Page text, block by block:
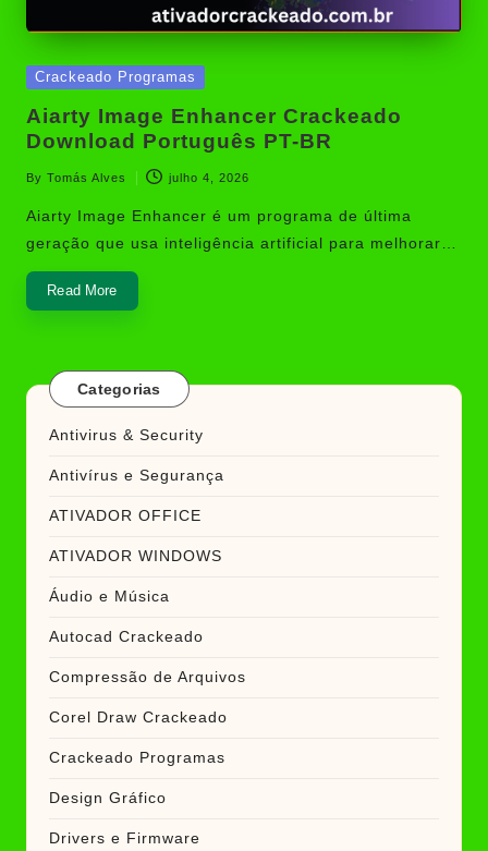
Posted
Crackeado Programas
Aiarty Image Enhancer Crackeado
Download Português PT-BR
Posted
by
By Tomás Alves julho 4, 2026
Aiarty Image Enhancer é um programa de última
geração que usa inteligência artificial para melhorar…
Read More
Categorias
Antivirus & Security
Antivírus e Segurança
ATIVADOR OFFICE
ATIVADOR WINDOWS
Áudio e Música
Autocad Crackeado
Compressão de Arquivos
Corel Draw Crackeado
Crackeado Programas
Design Gráfico
Drivers e Firmware